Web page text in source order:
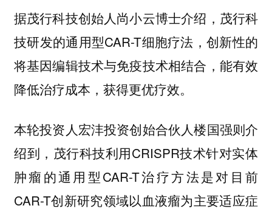
据茂行科技创始人尚小云博士介绍，茂行科
技研发的通用型CAR-T细胞疗法，创新性的
将基因编辑技术与免疫技术相结合，能有效
降低治疗成本，获得更优疗效。
本轮投资人宏沣投资创始合伙人楼国强则介
绍到，茂行科技利用CRISPR技术针对实体
肿瘤的通用型CAR-T治疗方法是对目前
CAR-T创新研究领域以血液瘤为主要适应症